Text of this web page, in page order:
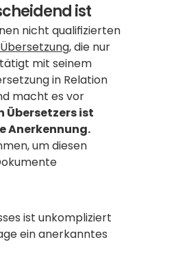
ist
nicht qualifizierten
, die nur
mit seinem
in Relation
macht es vor
Übersetzers ist
Anerkennung.
um diesen
ist unkompliziert
ein anerkanntes